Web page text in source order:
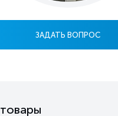
ЗАДАТЬ ВОПРОС